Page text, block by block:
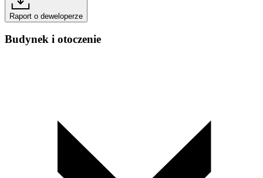
Raport o deweloperze
Budynek i otoczenie